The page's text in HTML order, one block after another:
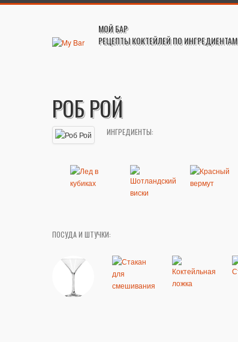
МОЙ БАР
РЕЦЕПТЫ КОКТЕЙЛЕЙ ПО ИНГРЕДИЕНТАМ
РОБ РОЙ
ИНГРЕДИЕНТЫ:
ПОСУДА И ШТУЧКИ: